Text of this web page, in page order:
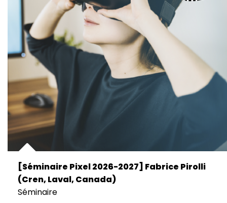
[Séminaire Pixel 2026-2027] Fabrice Pirolli
(Cren, Laval, Canada)
Séminaire